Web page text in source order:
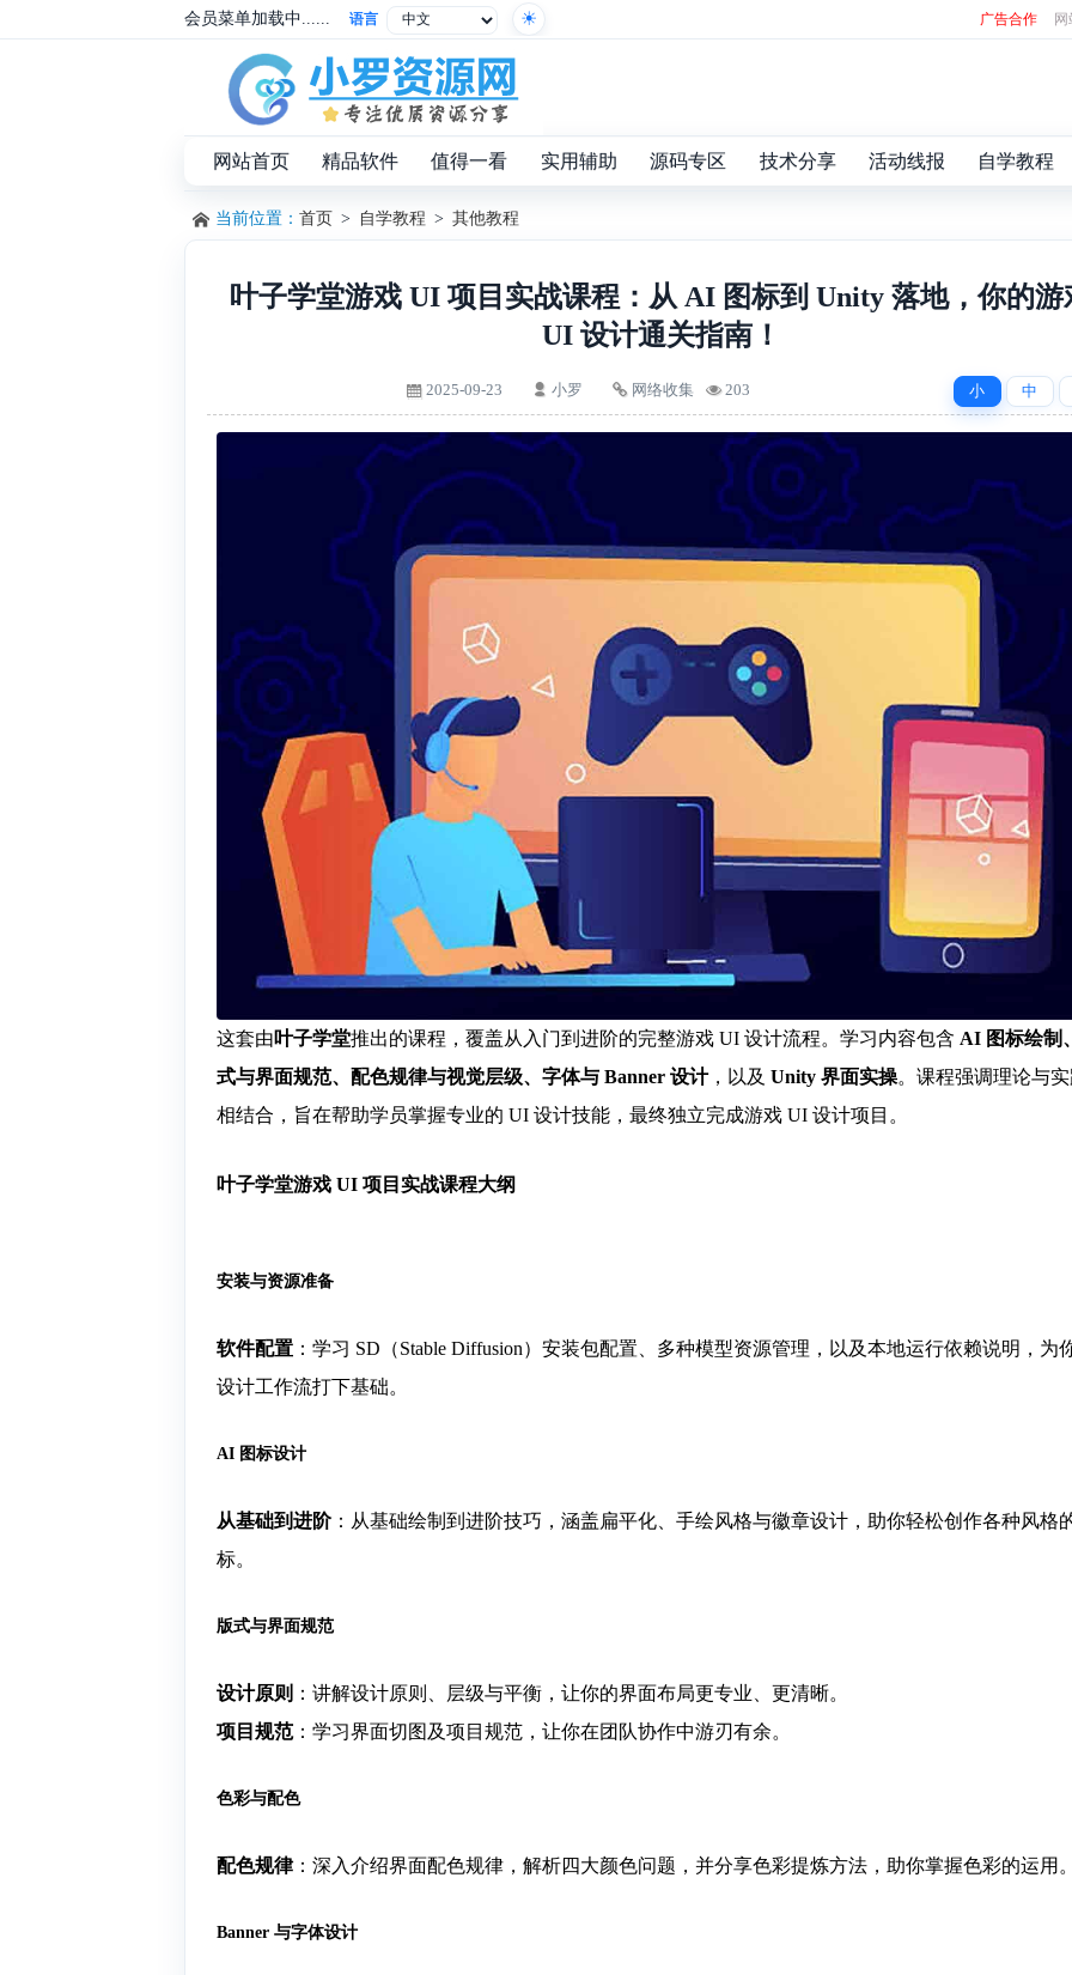
会员菜单加载中...... 语言 广告合作
网站首页 精品软件 值得一看 实用辅助 源码专区 技术分享 活动线报 自学教程
当前位置： 首页 > 自学教程 > 其他教程
叶子学堂游戏 UI 项目实战课程：从 AI 图标到 Unity 落地，你的游
UI 设计通关指南！
小 中
2025-09-23 小罗 网络收集 203
这套由叶子学堂推出的课程，覆盖从入门到进阶的完整游戏 UI 设计流程。学习内容包含 AI 图标绘制
式与界面规范、配色规律与视觉层级、字体与 Banner 设计，以及 Unity 界面实操。课程强调理论与
相结合，旨在帮助学员掌握专业的 UI 设计技能，最终独立完成游戏 UI 设计项目。
叶子学堂游戏 UI 项目实战课程大纲
安装与资源准备
软件配置 ：学习 SD（Stable Diffusion）安装包配置、多种模型资源管理，以及本地运行依赖说明，为
设计工作流打下基础。
AI 图标设计
从基础到进阶 ：从基础绘制到进阶技巧，涵盖扁平化、手绘风格与徽章设计，助你轻松创作各种风格
标。
版式与界面规范
设计原则 ：讲解设计原则、层级与平衡，让你的界面布局更专业、更清晰。
项目规范：学习界面切图及项目规范，让你在团队协作中游刃有余。
色彩与配色
配色规律：深入介绍界面配色规律，解析四大颜色问题，并分享色彩提炼方法，助你掌握色彩的运用
Banner 与字体设计